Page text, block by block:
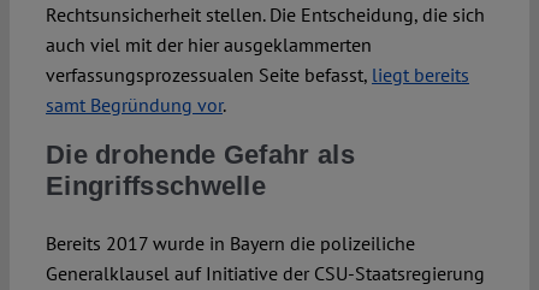
Rechtsunsicherheit stellen. Die Entscheidung, die sich
auch viel mit der hier ausgeklammerten
verfassungsprozessualen Seite befasst, liegt bereits
samt Begründung vor.
Die drohende Gefahr als
Eingriffsschwelle
Bereits 2017 wurde in Bayern die polizeiliche
Generalklausel auf Initiative der CSU-Staatsregierung